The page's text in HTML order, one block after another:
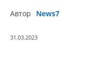
Автор News7
31.03.2023